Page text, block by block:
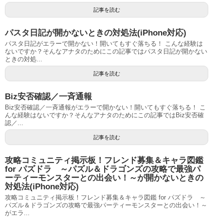
記事を読む
パスタ日記が開かないときの対処法(iPhone対応)
パスタ日記がエラーで開かない！開いてもすぐ落ちる！ こんな経験は
ないですか？そんなアナタのためにこの記事ではパスタ日記が開かない
ときの対処...
記事を読む
Biz安否確認／一斉通報
Biz安否確認／一斉通報がエラーで開かない！開いてもすぐ落ちる！ こ
んな経験はないですか？そんなアナタのためにこの記事ではBiz安否確
認／...
記事を読む
攻略コミュニティ掲示板！フレンド募集＆キャラ図鑑
for パズドラ ～パズル＆ドラゴンズの攻略で最強パ
ーティーモンスターとの出会い！～が開かないときの
対処法(iPhone対応)
攻略コミュニティ掲示板！フレンド募集＆キャラ図鑑 for パズドラ ～
パズル＆ドラゴンズの攻略で最強パーティーモンスターとの出会い！～
がエラ...